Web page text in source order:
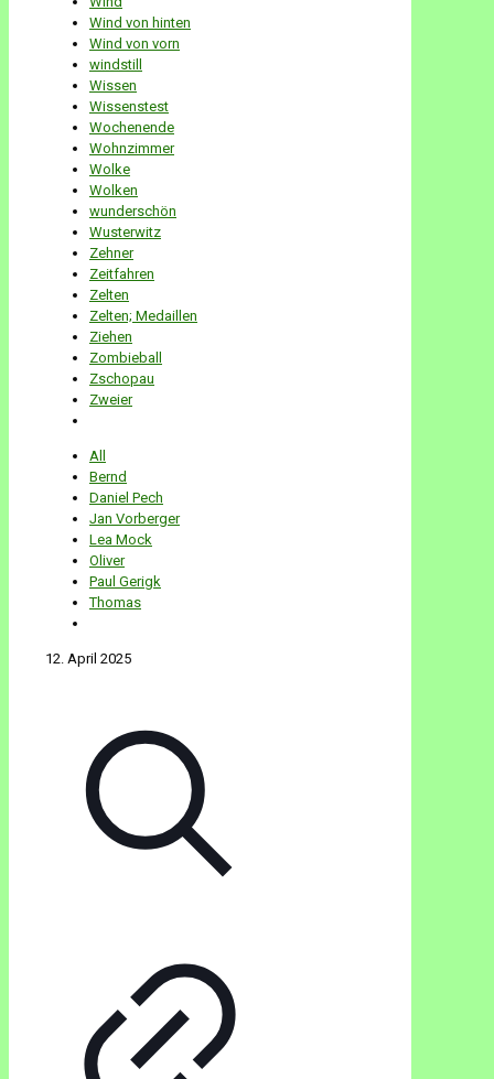
Wind von hinten
Wind von vorn
windstill
Wissen
Wissenstest
Wochenende
Wohnzimmer
Wolke
Wolken
wunderschön
Wusterwitz
Zehner
Zeitfahren
Zelten
Zelten; Medaillen
Ziehen
Zombieball
Zschopau
Zweier
All
Bernd
Daniel Pech
Jan Vorberger
Lea Mock
Oliver
Paul Gerigk
Thomas
12. April 2025